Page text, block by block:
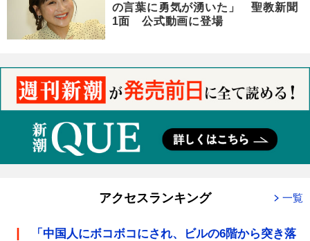
の言葉に勇気が湧いた」 聖教新聞
1面 公式動画に登場
アクセスランキング 一覧
「中国人にボコボコにされ、ビルの6階から突き落